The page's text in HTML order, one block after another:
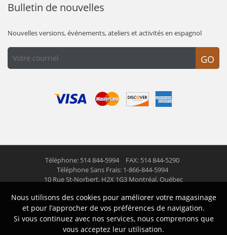
Bulletin de nouvelles
Nouvelles versions, événements, ateliers et activités en espagnol
GO
Téléphone: 514 844-5994
FAX: 514 844-5290
Téléphone Sans Frais: 1-866-844-5994
10 Rue St-Norbert, H2X 1G3 Montréal, Québec
© 2026 Las Americas inc. Tous droits réservés
Suivez nous
Nous utilisons des cookies pour améliorer votre magasinage
et pour l’approcher de vos préférences de navigation.
Si vous continuez avec nos services, nous comprenons que
vous acceptez leur utilisation.